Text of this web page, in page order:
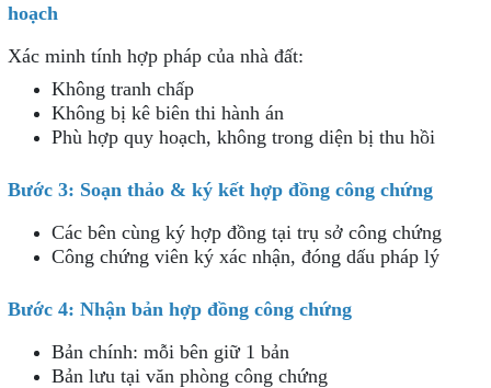
hoạch
Xác minh tính hợp pháp của nhà đất:
Không tranh chấp
Không bị kê biên thi hành án
Phù hợp quy hoạch, không trong diện bị thu hồi
Bước 3: Soạn thảo & ký kết hợp đồng công chứng
Các bên cùng ký hợp đồng tại trụ sở công chứng
Công chứng viên ký xác nhận, đóng dấu pháp lý
Bước 4: Nhận bản hợp đồng công chứng
Bản chính: mỗi bên giữ 1 bản
Bản lưu tại văn phòng công chứng